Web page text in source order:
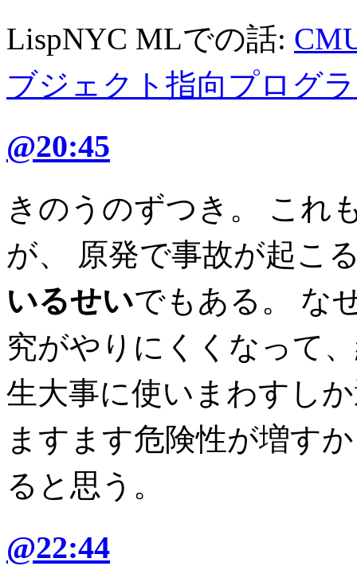
LispNYC MLでの話:
ブジェクト指向プログ
@20:45
きのうのずつき。 これ
が、 原発で事故が起こ
いるせいでもある。 な
究がやりにくくなって
生大事に使いまわすし
ますます危険性が増す
ると思う。
@22:44